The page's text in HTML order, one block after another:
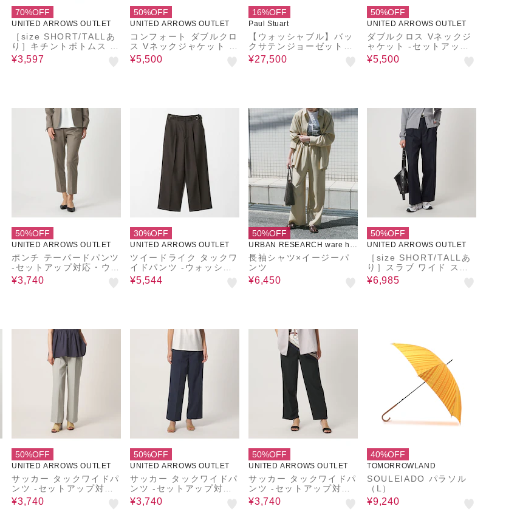
70%OFF
UNITED ARROWS OUTLET
［size SHORT/TALLあ
り］キチントボトムス タ
ック スリム パンツ ホワ
イト
¥3,597
50%OFF
UNITED ARROWS OUTLET
コンフォート ダブルクロ
ス Vネックジャケット ‐
セットアップ対応・ウォ
ッシャブル‐ ＜A DAY IN
¥5,500
16%OFF
Paul Stuart
【ウォッシャブル】バッ
クサテンジョーゼット
パンツ
¥27,500
50%OFF
UNITED ARROWS OUTLET
ダブルクロス Vネックジ
ャケット ‐セットアップ
対応・ ウォッシャブル‐
＜A DAY IN THE LIFE
¥5,500
50%OFF
UNITED ARROWS OUTLET
ポンチ テーパードパンツ
‐セットアップ対応・ウォ
ッシャブル‐＜A DAY IN
THE LIFE＞
¥3,740
30%OFF
UNITED ARROWS OUTLET
ツイードライク タックワ
イドパンツ ‐ウォッシャ
ブル・セットアップ対応‐
＜A DAY IN THE LIFE
¥5,544
50%OFF
URBAN RESEARCH ware ho
use
長袖シャツ×イージーパ
ンツ
¥6,450
50%OFF
UNITED ARROWS OUTLET
［size SHORT/TALLあ
り］スラブ ワイド スト
レート パンツ
¥6,985
50%OFF
UNITED ARROWS OUTLET
サッカー タックワイドパ
ンツ ‐セットアップ対
応・マシンウォッシャブ
ル‐＜A DAY IN THE LIF
¥3,740
50%OFF
UNITED ARROWS OUTLET
サッカー タックワイドパ
ンツ ‐セットアップ対
応・マシンウォッシャブ
ル‐＜A DAY IN THE LIF
¥3,740
50%OFF
UNITED ARROWS OUTLET
サッカー タックワイドパ
ンツ ‐セットアップ対
応・マシンウォッシャブ
ル‐＜A DAY IN THE LIF
¥3,740
40%OFF
TOMORROWLAND
SOULEIADO パラソル
（L）
¥9,240